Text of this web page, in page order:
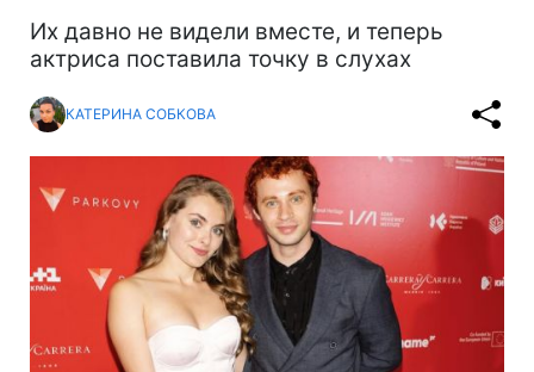
Их давно не видели вместе, и теперь
актриса поставила точку в слухах
КАТЕРИНА СОБКОВА